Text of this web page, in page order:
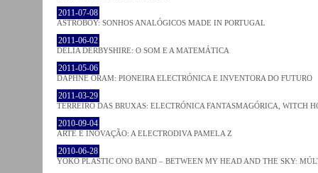
2011-07-08
ASTROBOY: SONHOS ANALÓGICOS MADE IN PORTUGAL
2011-06-02
DELIA DERBYSHIRE: O SOM E A MATEMÁTICA
2011-05-06
DAPHNE ORAM: PIONEIRA ELECTRÓNICA E INVENTORA DO FUTURO
2011-03-29
TERREIRO DAS BRUXAS: ELECTRÓNICA FANTASMAGÓRICA, WITCH
2010-09-04
ARTE E INOVAÇÃO: A ELECTRODIVA PAMELA Z
2010-06-28
YOKO PLASTIC ONO BAND – BETWEEN MY HEAD AND THE SKY: